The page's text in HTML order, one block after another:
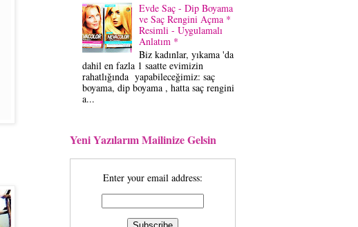
Evde Saç - Dip Boyama
ve Saç Rengini Açma *
Resimli - Uygulamalı
Anlatım *
Biz kadınlar, yıkama 'da
dahil en fazla 1 saatte evimizin
rahatlığında yapabileceğimiz: saç
boyama, dip boyama , hatta saç rengini
a...
Yeni Yazılarım Mailinize Gelsin
Enter your email address: